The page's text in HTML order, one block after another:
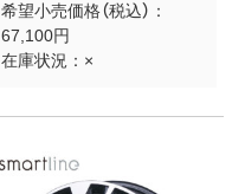
希望小売価格（税込）：
67,100円
在庫状況： ×